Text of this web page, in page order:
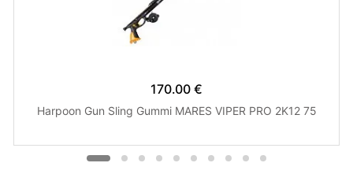
170.00 €
Harpoon Gun Sling Gummi MARES VIPER PRO 2K12 75